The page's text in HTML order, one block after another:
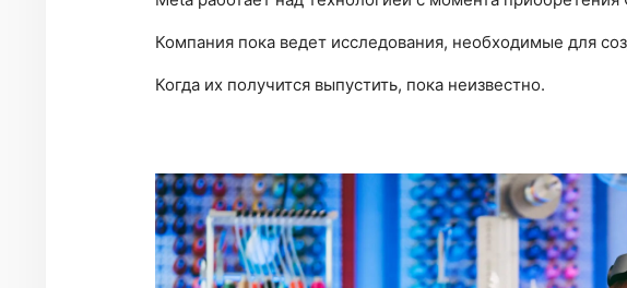
Компания пока ведет исследования, необходимые для
Когда их получится выпустить, пока неизвестно.